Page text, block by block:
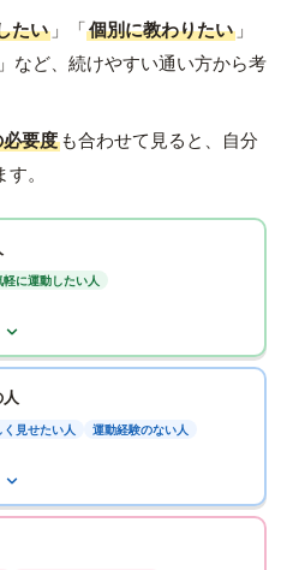
たい 」「個別に教わりたい 」
」など、続けやすい通い方から考
要度 も合わせて見ると、自分
。
軽に運動したい人
見せたい人 運動経験のない人